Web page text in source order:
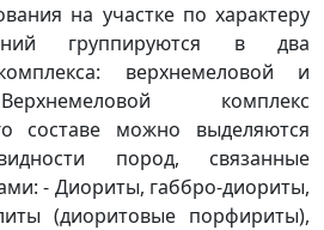
на участке по характеру
группируются в два
верхнемеловой и
комплекс
составе можно выделяются
пород, связанные
- Диориты, габбро-диориты,
(диоритовые порфириты),